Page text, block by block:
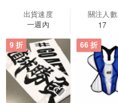
出貨速度
一週內
關注人數
17
9 折 66 折